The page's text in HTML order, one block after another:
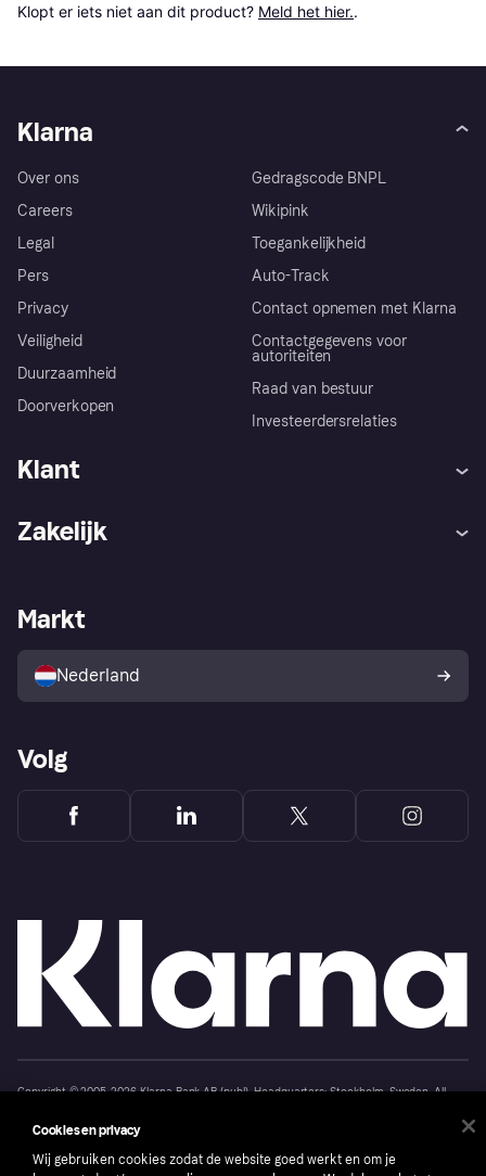
Klopt er iets niet aan dit product? Meld het hier..
Klarna
Over ons
Careers
Legal
Pers
Privacy
Veiligheid
Duurzaamheid
Doorverkopen
Gedragscode BNPL
Wikipink
Toegankelijkheid
Auto-Track
Contact opnemen met Klarna
Contactgegevens voor
autoriteiten
Raad van bestuur
Investeerdersrelaties
Klant
Winkeloverzicht
Kopersbescherming voor
consumenten
Zakelijk
Zakelijke login
Markt
Nederland
Volg
Copyright © 2005-2026 Klarna Bank AB (publ). Headquarters: Stockholm, Sweden. All
CookiesKlarna.com
Cookies en privacy
Wij gebruiken cookies zodat de website goed werkt en om je